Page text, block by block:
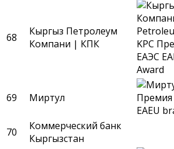
68
Кыргыз Петролеум
Компани | КПК
69 Миртул
70
Коммерческий банк
Кыргызстан